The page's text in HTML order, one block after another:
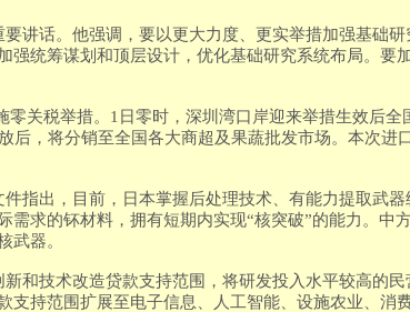
讲话。他强调，要以更大力度、更实举措加强基础研
强统筹谋划和顶层设计，优化基础研究系统布局。要
关税举措。1日零时，深圳湾口岸迎来举措生效后全
后，将分销至全国各大商超及果蔬批发市场。本次进
指出，目前，日本掌握后处理技术、有能力提取武器
求的钚材料，拥有短期内实现“核突破”的能力。中
武器。
和技术改造贷款支持范围，将研发投入水平较高的民
支持范围扩展至电子信息、人工智能、设施农业、消